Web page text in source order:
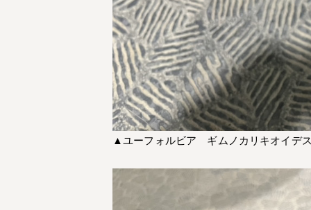
▲ユーフォルビア ギムノカリキオイデ